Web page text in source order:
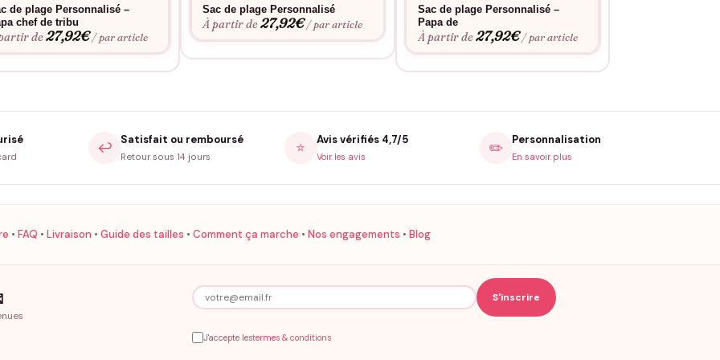
main dans notre atelier français.
courses ou la plage entière.
camel.
famille, et les papas ne sont pas oubliés.
aux questions Papa personnalisé prénom
Le flocage tient-il aux lavages ?
sèche-linge ni adoucissant. Repassage interdit sur le motif floqué.
sauge, marine intense, camel caramel. Le noir, le marine et le kaki restent les chouchous côté Papa. L’écru pour
de plage Personnalisé –
chef de tribu
de27,92€ / par article
Sac de plage Personnalisé
À partir de27,92€ / par article
Sac de plage Personnalisé –
Papa de
À partir de27,92€ / par article
↩️ Satisfait ou remboursé
Retour sous 14 jours
⭐ Avis vérifiés 4,7/5
Voir les avis ✏️ Personnalisation
En savoir plus
• FAQ • Livraison • Guide des tailles • Comment ça marche • Nos engagements • Blog
J'accepte lestermes & conditions